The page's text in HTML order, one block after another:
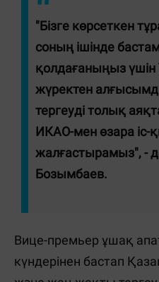
"Бізге көрсеткен
соның ішінде
қолдағаныңыз
жүректен
тергеуді толық
ИКАО-мен өзара
жалғастырамыз", -
Бозымбаев.
Вице-премьер ұшақ
күндерінен бастап